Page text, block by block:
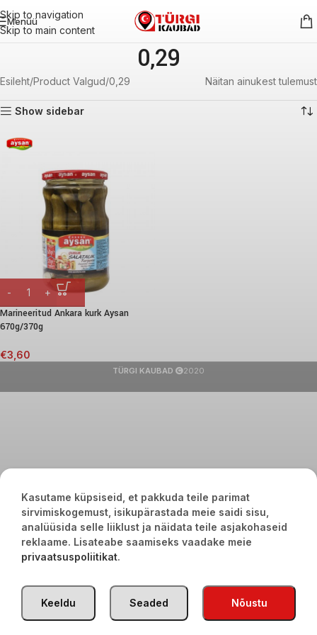
Skip to navigation
Skip to main content
Menüü
0,29
Esileht Product Valgud 0,29 Näitan ainukest tulemust
Show sidebar
Marineeritud Ankara kurk Aysan
670g/370g
€3,60
TÜRGI KAUBAD 2020
Kasutame küpsiseid, et pakkuda teile parimat
sirvimiskogemust, isikupärastada meie saidi sisu,
analüüsida selle liiklust ja näidata teile asjakohaseid
reklaame. Lisateabe saamiseks vaadake meie
privaatsuspoliitikat.
Nõustu
Seaded
Keeldu